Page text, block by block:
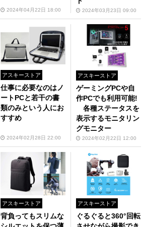
2024年04月22日 18:00 2024年03月23日 09:00
アスキーストア
仕事に必要なのはノ
ートPCと若干の書
類のみという人にお
すすめ
2024年02月28日 22:00
アスキーストア
ゲーミングPCや自
作PCでも利用可能!
各種ステータスを
表示するモニタリン
グモニター
2024年02月22日 12:00
アスキーストア
背負ってもスリムな
アスキーストア
ぐるぐると360°回転